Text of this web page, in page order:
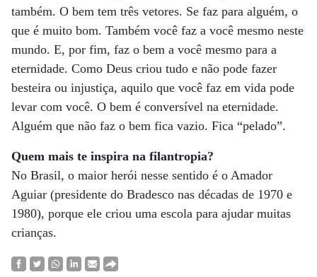
também. O bem tem três vetores. Se faz para alguém, o
que é muito bom. Também você faz a você mesmo neste
mundo. E, por fim, faz o bem a você mesmo para a
eternidade. Como Deus criou tudo e não pode fazer
besteira ou injustiça, aquilo que você faz em vida pode
levar com você. O bem é conversível na eternidade.
Alguém que não faz o bem fica vazio. Fica “pelado”.
Quem mais te inspira na filantropia?
No Brasil, o maior herói nesse sentido é o Amador
Aguiar (presidente do Bradesco nas décadas de 1970 e
1980), porque ele criou uma escola para ajudar muitas
crianças.